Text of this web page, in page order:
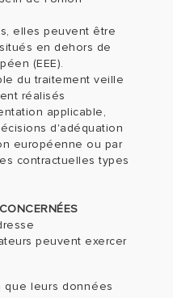
elles peuvent être
en dehors de
(EEE).
du traitement veille
réalisés
applicable,
d'adéquation
européenne ou par
contractuelles types
peuvent exercer
que leurs données